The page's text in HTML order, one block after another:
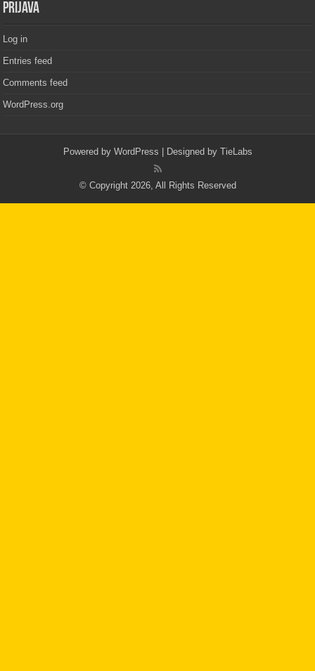
PRIJAVA
Log in
Entries feed
Comments feed
WordPress.org
Powered by WordPress | Designed by TieLabs
© Copyright 2026, All Rights Reserved